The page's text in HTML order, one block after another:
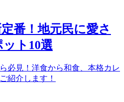
番！地元民に愛さ
ト10選
必見！洋食から和食、本格カレ
紹介します！